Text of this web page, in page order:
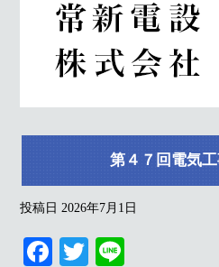
第４７回電気
投稿日 2026年7月1日
Fa T